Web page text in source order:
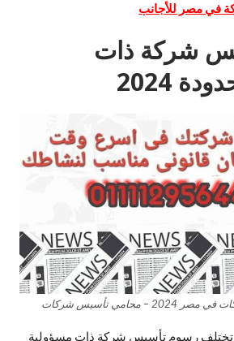
في مصر للأجانب
شركة ذات
2024
تأسيس شركات
تختلف رسوم تأسيس شركة ذات مسؤولية